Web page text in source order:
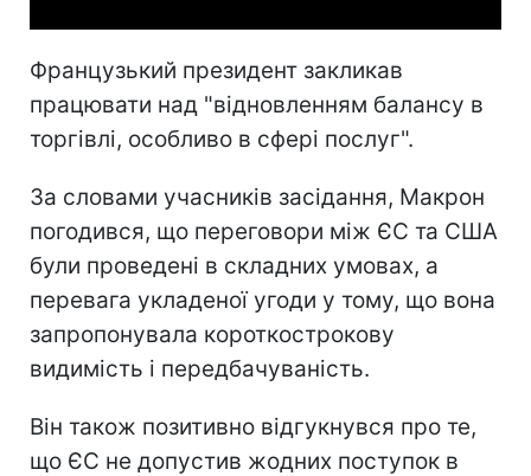
Французький президент закликав
працювати над "відновленням балансу в
торгівлі, особливо в сфері послуг".
За словами учасників засідання, Макрон
погодився, що переговори між ЄС та США
були проведені в складних умовах, а
перевага укладеної угоди у тому, що вона
запропонувала короткострокову
видимість і передбачуваність.
Він також позитивно відгукнувся про те,
що ЄС не допустив жодних поступок в